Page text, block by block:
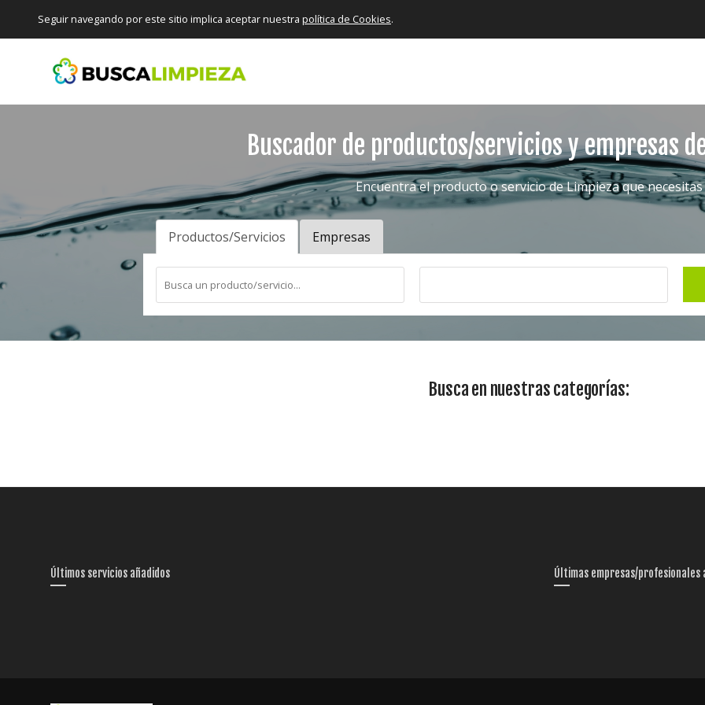
Seguir navegando por este sitio implica aceptar nuestra política de Cookies.
Buscador de productos/servicios y empresas
Encuentra el producto o servicio de Limpieza que necesitas
Productos/Servicios Empresas
Busca en nuestras categorías:
Últimos servicios añadidos Últimas empresas/profesionales